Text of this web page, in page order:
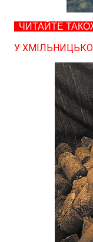
ЧИТАЙТЕ
У